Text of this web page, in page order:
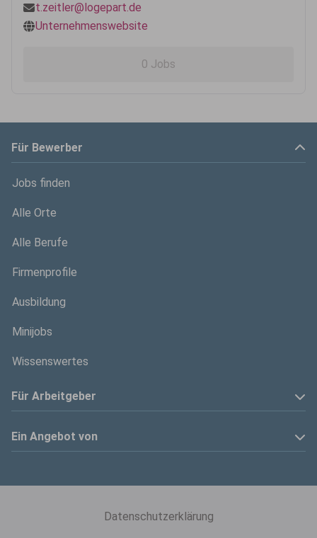
t.zeitler@logepart.de
Unternehmenswebsite
0 Jobs
Für Bewerber
Jobs finden
Alle Orte
Alle Berufe
Firmenprofile
Ausbildung
Minijobs
Wissenswertes
Für Arbeitgeber
Anzeige schalten
Ein Angebot von
Datenschutzerklärung